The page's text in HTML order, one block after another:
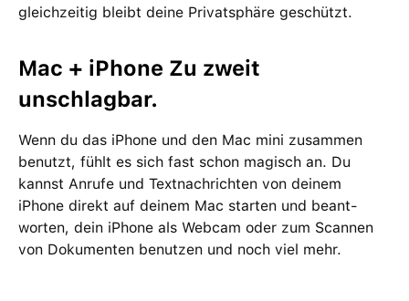
gleich­zeitig bleibt deine Privat­sphäre geschützt.
Mac + iPhone Zu zweit
unschlagbar.
Wenn du das iPhone und den Mac mini zu­sam­men
benutzt, fühlt es sich fast schon magisch an. Du
kannst Anrufe und Text­nach­richten von deinem
iPhone direkt auf deinem Mac starten und beant­
worten, dein iPhone als Webcam oder zum Scannen
von Doku­menten be­nutzen und noch viel mehr.